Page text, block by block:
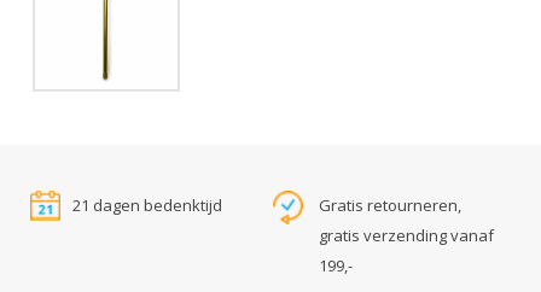
21 dagen bedenktijd
Gratis retourneren,
gratis verzending vanaf
199,-